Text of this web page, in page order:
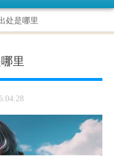
处是哪里
里